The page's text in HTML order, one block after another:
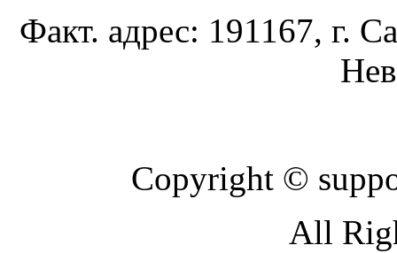
Факт. адрес: 191167, г.
Copyright ©
All